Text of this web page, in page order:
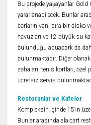
Bu projede yaşayanlar
yararlanabilecek. Bunlar
barların yanı sıra bir disko
havuzları ve 12 büyük su
bulunduğu aquapark da
bulunmaktadır. Diğer
sahaları, tenis kortları, özel
ücretsiz servis
Restoranlar ve Kafeler
Kompleksin içinde 15’in
Bunlar arasında ala cart